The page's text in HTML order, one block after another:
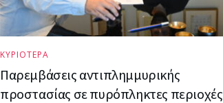
ΚΥΡΙΟΤΕΡΑ
Παρεμβάσεις αντιπλημμυρικής
προστασίας σε πυρόπληκτες περιοχές